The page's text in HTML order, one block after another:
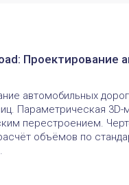
Проектирование
автомобильных
Параметрическая 3D-
перестроением.
объёмов по